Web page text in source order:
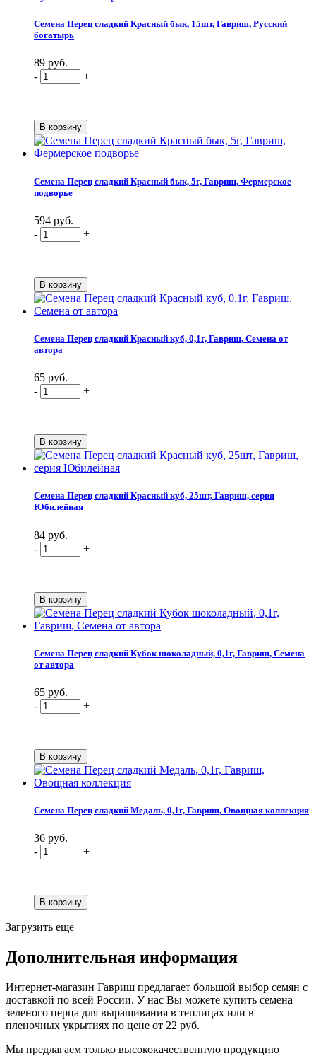
Семена Перец сладкий Красный бык, 15шт, Гавриш, Русский
богатырь
89 руб.
-
+
Семена Перец сладкий Красный бык, 5г, Гавриш, Фермерское
подворье
594 руб.
-
+
Семена Перец сладкий Красный куб, 0,1г, Гавриш, Семена от
автора
65 руб.
-
+
Семена Перец сладкий Красный куб, 25шт, Гавриш, серия
Юбилейная
84 руб.
-
+
Семена Перец сладкий Кубок шоколадный, 0,1г, Гавриш, Семена
от автора
65 руб.
-
+
Семена Перец сладкий Медаль, 0,1г, Гавриш, Овощная коллекция
36 руб.
-
+
Загрузить еще
Дополнительная информация
Интернет-магазин Гавриш предлагает большой выбор семян с
доставкой по всей России. У нас Вы можете купить семена
зеленого перца для выращивания в теплицах или в
пленочных укрытиях по цене от 22 руб.
Мы предлагаем только высококачественную продукцию